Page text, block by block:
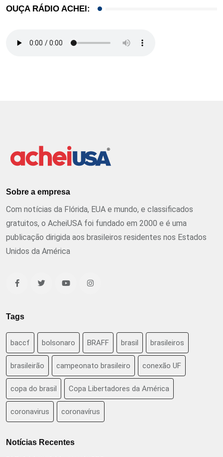
OUÇA RÁDIO ACHEI:
Sobre a empresa
Com notícias da Flórida, EUA e mundo, e classificados
gratuitos, o AcheiUSA foi fundado em 2000 e é uma
publicação dirigida aos brasileiros residentes nos Estados
Unidos da América
Tags
baccf bolsonaro BRAFF brasil brasileiros
brasileirão campeonato brasileiro conexão UF
copa do brasil Copa Libertadores da América
coronavirus coronavírus
Notícias Recentes